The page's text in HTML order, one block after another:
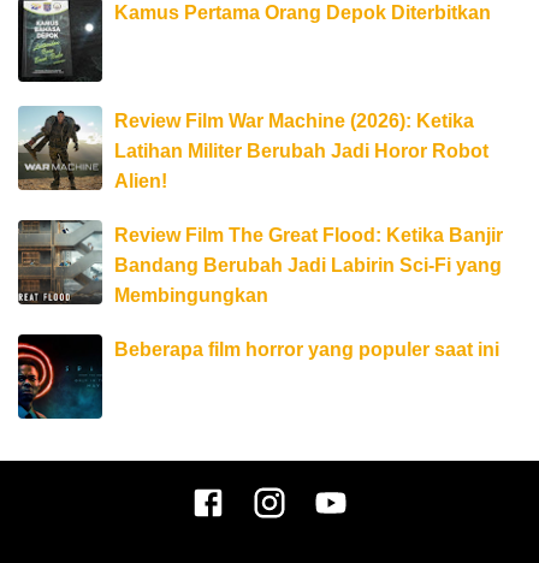
Kamus Pertama Orang Depok Diterbitkan
Review Film War Machine (2026): Ketika
Latihan Militer Berubah Jadi Horor Robot
Alien!
Review Film The Great Flood: Ketika Banjir
Bandang Berubah Jadi Labirin Sci-Fi yang
Membingungkan
Beberapa film horror yang populer saat ini